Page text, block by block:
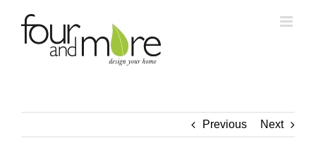
content
Previous Next